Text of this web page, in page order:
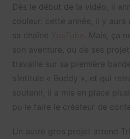
Dès le début de la vidéo, il
couleur: cette année, il y aura
sa chaîne
. Mais, ça
son aventure, ou de ses
travaille sur sa première
s’intitule « Buddy », et qui
soutenir, il a mis en place
pu le faire le créateur de
Un autre gros projet attend